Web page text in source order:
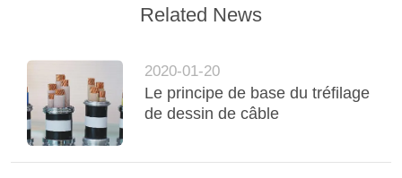
Related News
2020-01-20
Le principe de base du tréfilage
de dessin de câble